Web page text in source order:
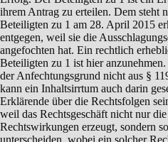
ihrem Antrag zu erteilen. Dem steht
Beteiligten zu 1 am 28. April 2015
entgegen, weil sie die
angefochten hat. Ein rechtlich
Beteiligten zu 1 ist hier
der Anfechtungsgrund nicht aus §
kann ein Inhaltsirrtum auch darin
Erklärende über die Rechtsfolgen
weil das Rechtsgeschäft nicht nur
Rechtswirkungen erzeugt, sondern
unterscheiden, wobei ein solcher